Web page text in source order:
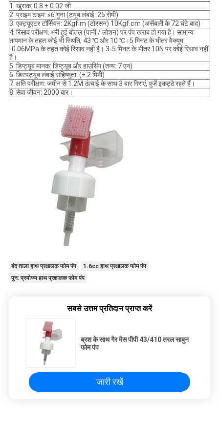
1. खुराक: 0.8 ± 0.02 जी
2. प्राइम टाइम: ≤6 गुना (ट्यूब लंबाई: 25 सेमी)
3. एक्ट्यूएटर टॉर्सियन: 2Kgf.m (टोरसन) 10Kgf.cm (असेंबली के 72 घंटे बाद)
4. रिसाव परीक्षण: भरी हुई बोतल (पानी / लोशन) पर पंप खराब हो गया है। सामान्य
तापमान के तहत कोई भी स्थिति, 43 ℃ और 10 ℃।5 मिनट के भीतर वैक्यूम
-0.06MPa के तहत कोई रिसाव नहीं है। 3-5 मिनट के भीतर 10N पर कोई रिसाव नहीं
है।
5. डिप्ट्यूब मानक: डिप्ट्यूब और हाउसिंग (तन्य: 7 एन)
6. डिस्पट्यूब लंबाई सहिष्णुता: (± 2 मिमी)
7. क्षति परीक्षण: जमीन से 1.2M ऊंचाई के साथ 3 बार गिराएं, पुर्जे इकट्ठे रहते हैं।
8. सेवा जीवन: 2000 बार।
बंद ताला हाथ प्रक्षालक फोम पंप
1.6cc हाथ प्रक्षालक फोम पंप
पुन: प्रयोज्य हाथ प्रक्षालक फोम पंप
सबसे उत्तम प्रतिदान प्राप्त करें
ब्रश के साथ गैर मैस पीपी 43/410 तरल साबुन
फोम पंप
जारी रखें